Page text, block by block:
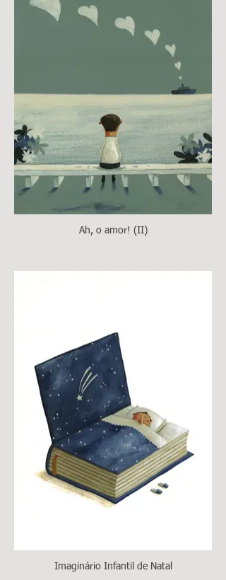
Ah, o amor! (II)
Imaginário Infantil de Natal